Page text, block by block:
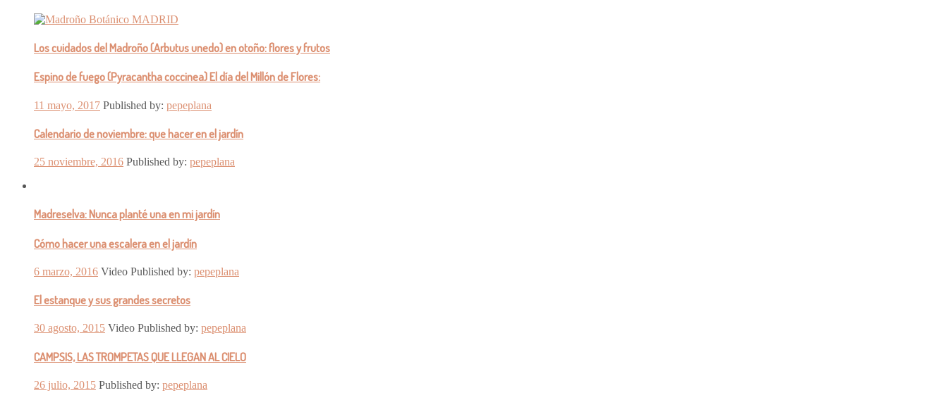
Los cuidados del Madroño (Arbutus unedo) en otoño: flores y frutos
Espino de fuego (Pyracantha coccinea) El día del Millón de Flores:
11 mayo, 2017 Published by: pepeplana
Calendario de noviembre: que hacer en el jardín
25 noviembre, 2016 Published by: pepeplana
Madreselva: Nunca planté una en mi jardín
Cómo hacer una escalera en el jardín
6 marzo, 2016 Video Published by: pepeplana
El estanque y sus grandes secretos
30 agosto, 2015 Video Published by: pepeplana
CAMPSIS, LAS TROMPETAS QUE LLEGAN AL CIELO
26 julio, 2015 Published by: pepeplana